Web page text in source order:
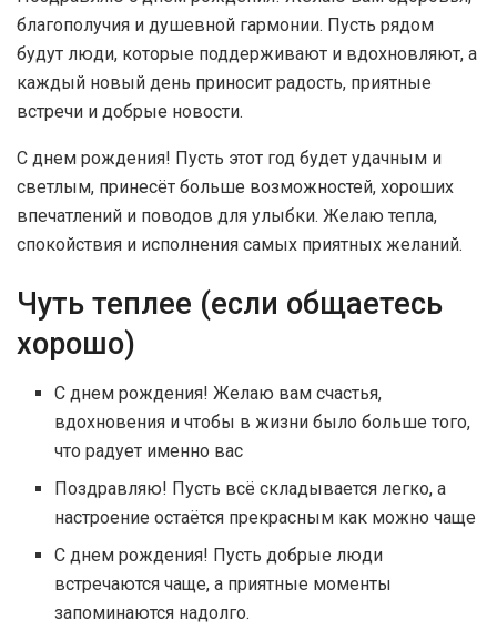
благополучия и душевной гармонии. Пусть рядом
будут люди, которые поддерживают и вдохновляют, а
каждый новый день приносит радость, приятные
встречи и добрые новости.
С днем рождения! Пусть этот год будет удачным и
светлым, принесёт больше возможностей, хороших
впечатлений и поводов для улыбки. Желаю тепла,
спокойствия и исполнения самых приятных желаний.
Чуть теплее (если общаетесь
хорошо)
С днем рождения! Желаю вам счастья,
вдохновения и чтобы в жизни было больше того,
что радует именно вас
Поздравляю! Пусть всё складывается легко, а
настроение остаётся прекрасным как можно чаще
С днем рождения! Пусть добрые люди
встречаются чаще, а приятные моменты
запоминаются надолго.